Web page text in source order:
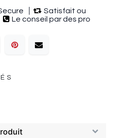
Satisfait ou
Le conseil par des pro